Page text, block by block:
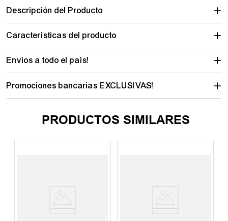
Descripción del Producto
Características del producto
Envíos a todo el país!
Promociones bancarias EXCLUSIVAS!
PRODUCTOS SIMILARES